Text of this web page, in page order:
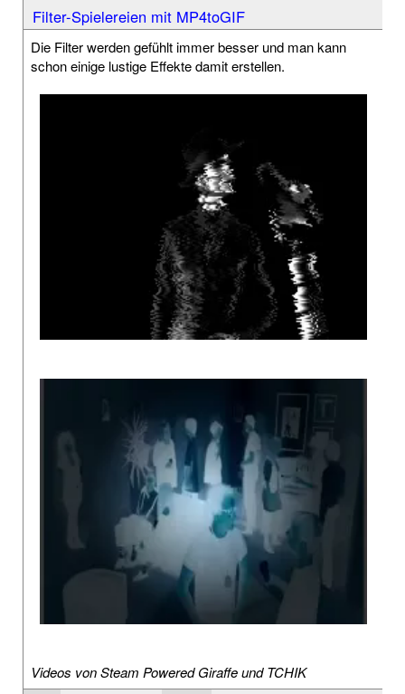
Filter-Spielereien mit MP4toGIF
Die Filter werden gefühlt immer besser und man kann
schon einige lustige Effekte damit erstellen.
Videos von Steam Powered Giraffe und TCHIK